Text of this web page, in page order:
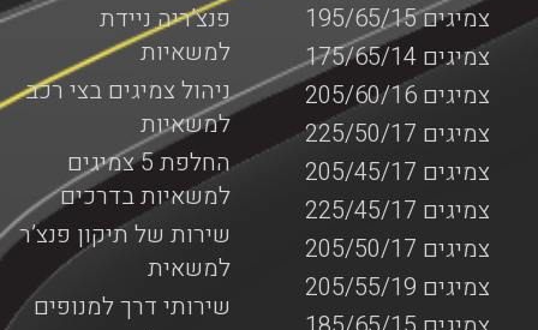
פנצ’ריה ניידת
למשאיות
ניהול צמיגים בצי רכב
למשאיות
החלפת 5 צמיגים
למשאיות בדרכים
שירות של תיקון פנצ’ר
למשאית
שירותי דרך למנופים
צמיגים 195/65/15
צמיגים 175/65/14
צמיגים 205/60/16
צמיגים 225/50/17
צמיגים 205/45/17
צמיגים 225/45/17
צמיגים 205/50/17
צמיגים 205/55/19